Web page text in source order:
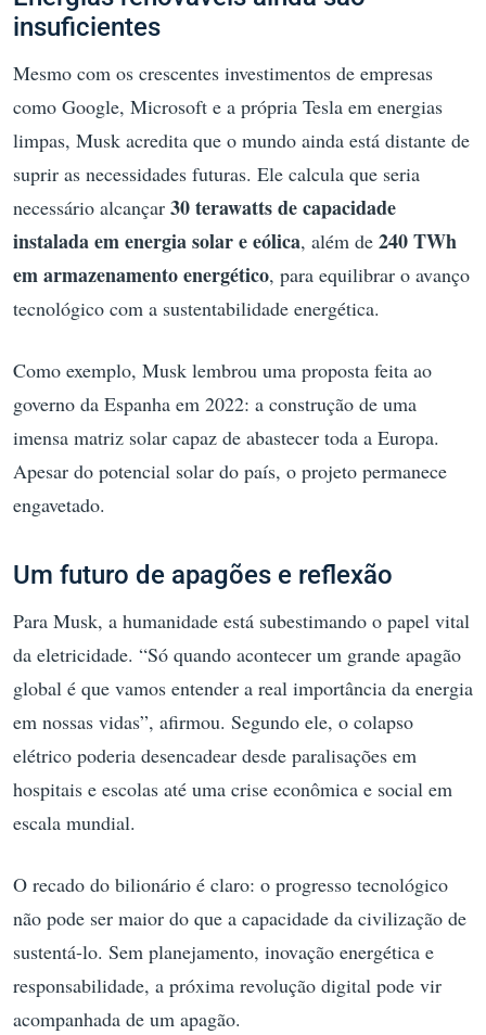
insuficientes
Mesmo com os crescentes investimentos de empresas
como Google, Microsoft e a própria Tesla em energias
limpas, Musk acredita que o mundo ainda está distante de
suprir as necessidades futuras. Ele calcula que seria
necessário alcançar 30 terawatts de capacidade
instalada em energia solar e eólica, além de 240 TWh
em armazenamento energético, para equilibrar o avanço
tecnológico com a sustentabilidade energética.
Como exemplo, Musk lembrou uma proposta feita ao
governo da Espanha em 2022: a construção de uma
imensa matriz solar capaz de abastecer toda a Europa.
Apesar do potencial solar do país, o projeto permanece
engavetado.
Um futuro de apagões e reflexão
Para Musk, a humanidade está subestimando o papel vital
da eletricidade. “Só quando acontecer um grande apagão
global é que vamos entender a real importância da energia
em nossas vidas”, afirmou. Segundo ele, o colapso
elétrico poderia desencadear desde paralisações em
hospitais e escolas até uma crise econômica e social em
escala mundial.
O recado do bilionário é claro: o progresso tecnológico
não pode ser maior do que a capacidade da civilização de
sustentá-lo. Sem planejamento, inovação energética e
responsabilidade, a próxima revolução digital pode vir
acompanhada de um apagão.